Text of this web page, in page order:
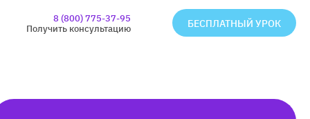
8 (800) 775-37-95
Получить консультацию
БЕСПЛАТНЫЙ УРОК